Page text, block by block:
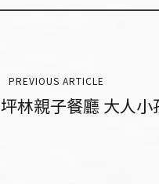
PREVIOUS ARTICLE
林親子餐廳 大人